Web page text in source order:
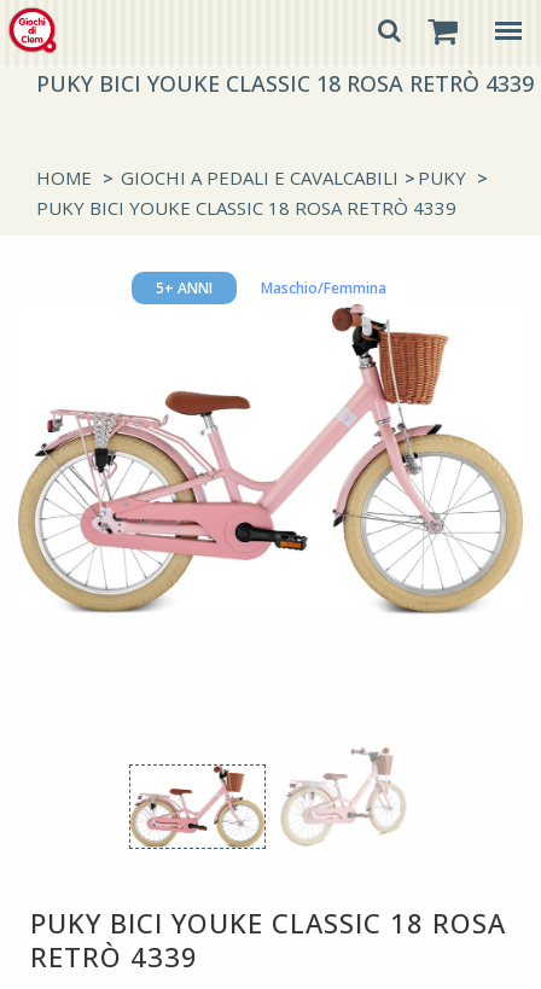
PUKY BICI YOUKE CLASSIC 18 ROSA RETRÒ 4339
HOME > GIOCHI A PEDALI E CAVALCABILI > PUKY >
PUKY BICI YOUKE CLASSIC 18 ROSA RETRÒ 4339
5+ ANNI Maschio/Femmina
PUKY BICI YOUKE CLASSIC 18 ROSA
RETRÒ 4339